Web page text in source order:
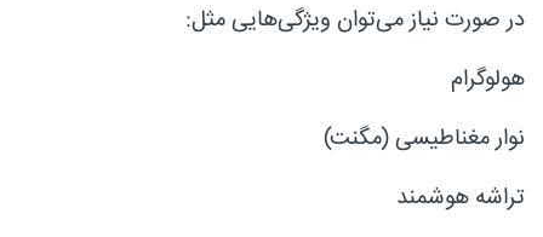
در صورت نیاز می‌توان ویژگی‌هایی مثل:
هولوگرام
نوار مغناطیسی (مگنت)
تراشه هوشمند